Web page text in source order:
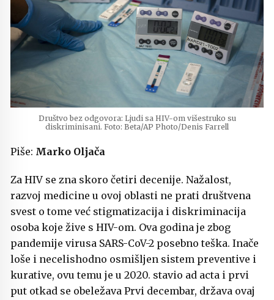
Društvo bez odgovora: Ljudi sa HIV-om višestruko su
diskriminisani. Foto: Beta/AP Photo/Denis Farrell
Piše: Marko Oljača
Za HIV se zna skoro četiri decenije. Nažalost,
razvoj medicine u ovoj oblasti ne prati društvena
svest o tome već stigmatizacija i diskriminacija
osoba koje žive s HIV-om. Ova godina je zbog
pandemije virusa SARS-CoV-2 posebno teška. Inače
loše i necelishodno osmišljen sistem preventive i
kurative, ovu temu je u 2020. stavio ad acta i prvi
put otkad se obeležava Prvi decembar, država ovaj